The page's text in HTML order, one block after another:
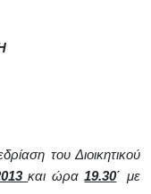
του Διοικητικού
και ώρα19.30΄ με